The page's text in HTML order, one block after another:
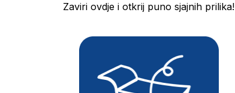
Zaviri ovdje i otkrij puno sjajnih prilika!